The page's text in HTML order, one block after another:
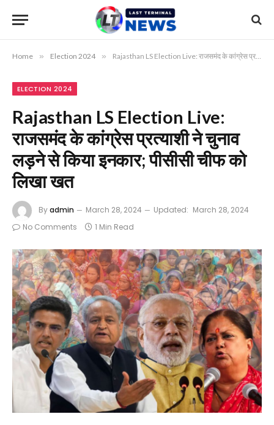
Home » Election 2024 » Rajasthan LS Election Live: राजसमंद के कांग्रेस प्रत्याशी ने चुनाव लड़ने से किया इनकार; पीसीसी चीफ को लिखा खत
ELECTION 2024
Rajasthan LS Election Live:
राजसमंद के कांग्रेस प्रत्याशी ने चुनाव
लड़ने से किया इनकार; पीसीसी चीफ को
लिखा खत
Byadmin March 28, 2024 Updated: March 28, 2024
No Comments
1 Min Read